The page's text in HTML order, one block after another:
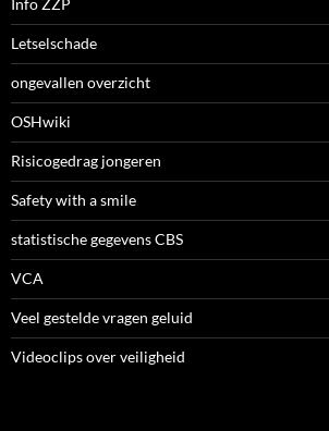
Letselschade
ongevallen overzicht
OSHwiki
Risicogedrag jongeren
Safety with a smile
statistische gegevens CBS
VCA
Veel gestelde vragen geluid
Videoclips over veiligheid